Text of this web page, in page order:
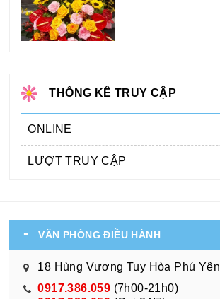
THỐNG KÊ TRUY CẬP
ONLINE
LƯỢT TRUY CẬP
VĂN PHÒNG ĐIỀU HÀNH
18 Hùng Vương Tuy Hòa Phú Yên
0917.386.059 (7h00-21h0)